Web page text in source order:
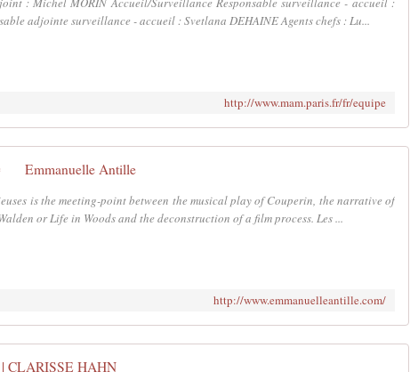
adjointe surveillance - accueil : Svetlana DEHAINE Agents chefs : Lu...
http://www.mam.paris.fr/fr/equipe
Emmanuelle Antille
is the meeting-point between the musical play of Couperin, the narrative of
or Life in Woods and the deconstruction of a film process. Les ...
http://www.emmanuelleantille.com/
CLARISSE HAHN